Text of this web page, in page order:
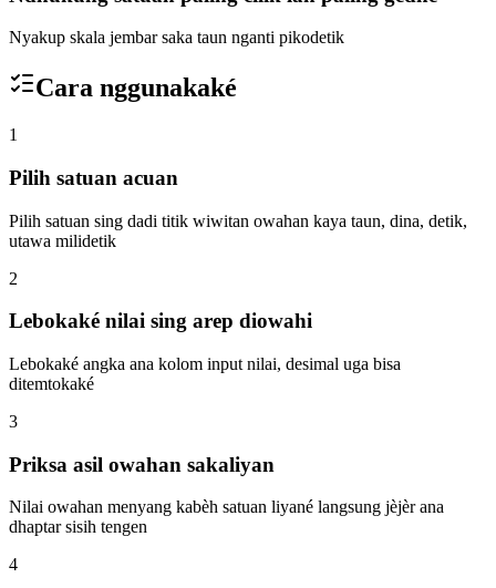
Nyakup skala jembar saka taun nganti pikodetik
Cara nggunakaké
1
Pilih satuan acuan
Pilih satuan sing dadi titik wiwitan owahan kaya taun, dina, detik,
utawa milidetik
2
Lebokaké nilai sing arep diowahi
Lebokaké angka ana kolom input nilai, desimal uga bisa
ditemtokaké
3
Priksa asil owahan sakaliyan
Nilai owahan menyang kabèh satuan liyané langsung jèjèr ana
dhaptar sisih tengen
4